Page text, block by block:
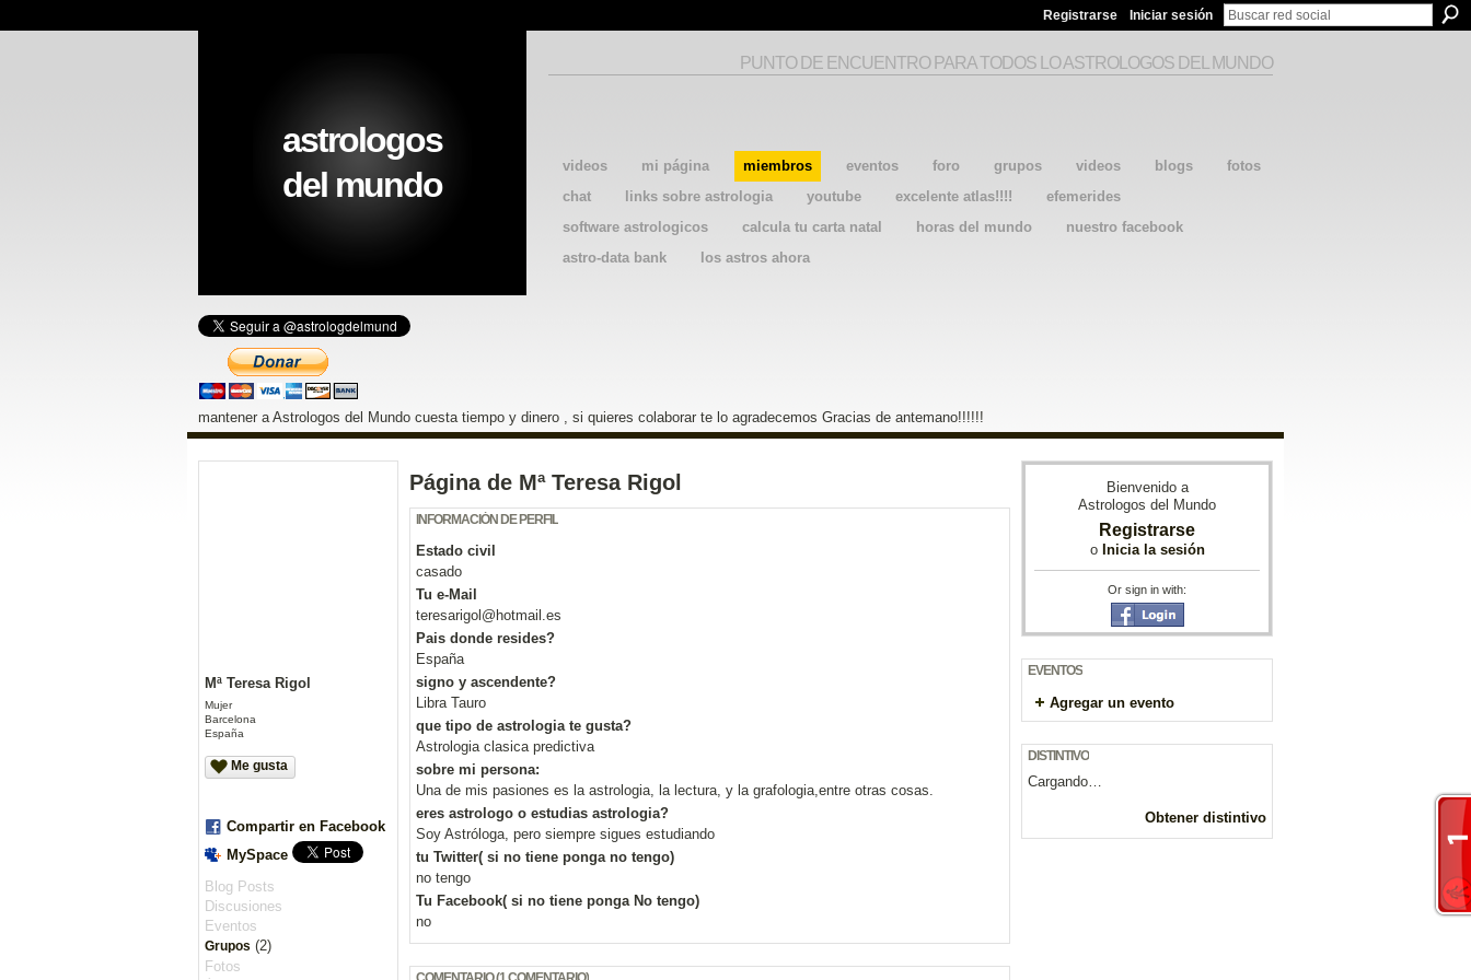
Registrarse Iniciar sesión
videos mi página miembros eventos foro grupos videos blogs
fotos
chat
links sobre astrologia youtube excelente atlas!!!!
efemerides
software astrologicos
calcula tu carta natal horas del mundo
nuestro facebook
astro-data bank
los astros ahora
astrologos
del mundo
PUNTO DE ENCUENTRO PARA TODOS LO ASTROLOGOS DEL MUNDO
mantener a Astrologos del Mundo cuesta tiempo y dinero , si quieres colaborar te lo agradecemos Gracias de antemano!!!!!!
Mª Teresa Rigol
Mujer
Barcelona
España
Me gusta
Compartir en Facebook
MySpace
Blog Posts
Discusiones
Eventos
Grupos (2)
Fotos
Página de Mª Teresa Rigol
INFORMACIÓN DE PERFIL
Estado civil
casado
Tu e-Mail
teresarigol@ hotmail.es
Pais donde resides?
España
signo y ascendente?
Libra Tauro
que tipo de astrologia te gusta?
Astrologia clasica predictiva
sobre mi persona:
Una de mis pasiones es la astrologia, la lectura, y la grafologia,entre otras cosas.
eres astrologo o estudias astrologia?
Soy Astróloga, pero siempre sigues estudiando
tu Twitter( si no tiene ponga no tengo)
no tengo
Tu Facebook( si no tiene ponga No tengo)
no
Bienvenido a
Astrologos del Mundo
Registrarse
o Inicia la sesión
Or sign in with:
EVENTOS
Agregar un evento
DISTINTIVO
Cargando…
Obtener distintivo